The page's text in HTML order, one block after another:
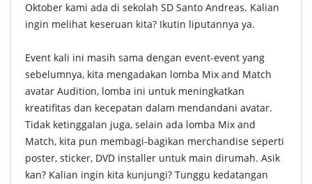
Oktober kami ada di sekolah SD Santo Andreas. Kalian
ingin melihat keseruan kita? Ikutin liputannya ya.
Event kali ini masih sama dengan event-event yang
sebelumnya, kita mengadakan lomba Mix and Match
avatar Audition, lomba ini untuk meningkatkan
kreatifitas dan kecepatan dalam mendandani avatar.
Tidak ketinggalan juga, selain ada lomba Mix and
Match, kita pun membagi-bagikan merchandise seperti
poster, sticker, DVD installer untuk main dirumah. Asik
kan? Kalian ingin kita kunjungi? Tunggu kedatangan